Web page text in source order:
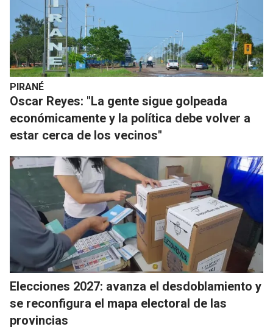
PIRANÉ
Oscar Reyes: "La gente sigue golpeada
económicamente y la política debe volver a
estar cerca de los vecinos"
Elecciones 2027: avanza el desdoblamiento y
se reconfigura el mapa electoral de las
provincias